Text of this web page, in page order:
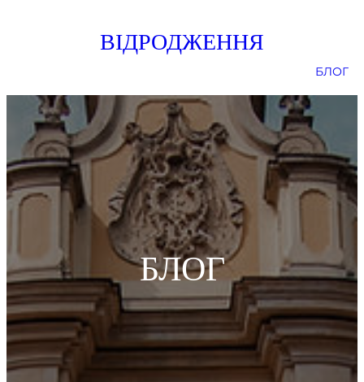
ВІДРОДЖЕННЯ
БЛОГ
БЛОГ